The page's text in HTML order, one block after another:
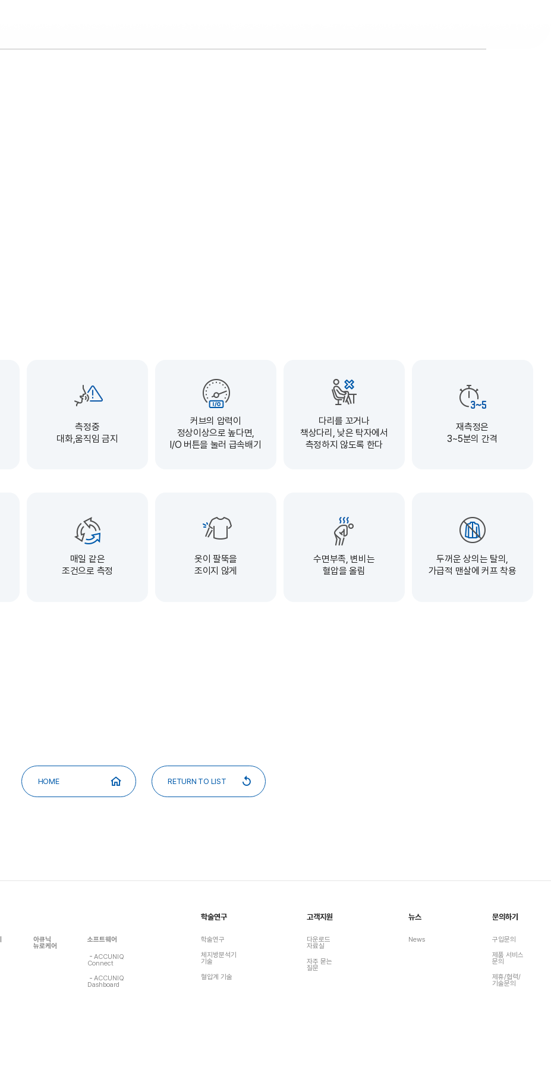
측정중
대화,움직임 금지
커브의 압력이
정상이상으로 높다면,
I/O 버튼을 눌러 급속배기
다리를 꼬거나
책상다리, 낮은 탁자에서
측정하지 않도록 한다
재측정은
3~5분의 간격
매일 같은
조건으로 측정
옷이 팔뚝을
조이지 않게
수면부족, 변비는
혈압을 올림
두꺼운 상의는 탈의,
가급적 맨살에 커프 착용
HOME RETURN TO LIST
아큐닉
뉴로케어
소프트웨어
ACCUNIQ
Connect
ACCUNIQ
Dashboard
학술연구
학술연구
체지방분석기
기술
혈압계 기술
고객지원
다운로드
자료실
자주 묻는
질문
뉴스
News
문의하기
구입문의
제품 서비스
문의
제휴/협력/
기술문의